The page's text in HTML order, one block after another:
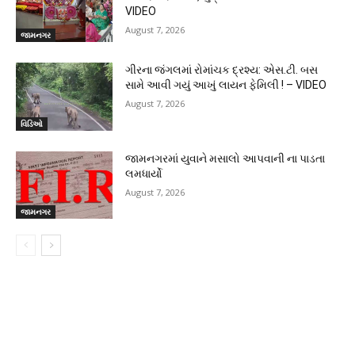
જામનગર
VIDEO
August 7, 2026
વિડિઓ
ગીરના જંગલમાં રોમાંચક દ્રશ્ય: એસ.ટી. બસ
સામે આવી ગયું આખું લાયન ફેમિલી ! – VIDEO
August 7, 2026
જામનગર
જામનગરમાં યુવાને મસાલો આપવાની ના પાડતા
લમધાર્યો
August 7, 2026